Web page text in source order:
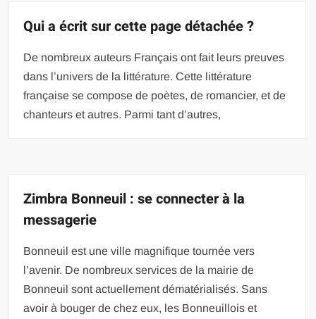
Qui a écrit sur cette page détachée ?
De nombreux auteurs Français ont fait leurs preuves
dans l’univers de la littérature. Cette littérature
française se compose de poètes, de romancier, et de
chanteurs et autres. Parmi tant d’autres,
Zimbra Bonneuil : se connecter à la
messagerie
Bonneuil est une ville magnifique tournée vers
l’avenir. De nombreux services de la mairie de
Bonneuil sont actuellement dématérialisés. Sans
avoir à bouger de chez eux, les Bonneuillois et